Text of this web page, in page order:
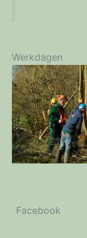
Werkdagen
Facebook